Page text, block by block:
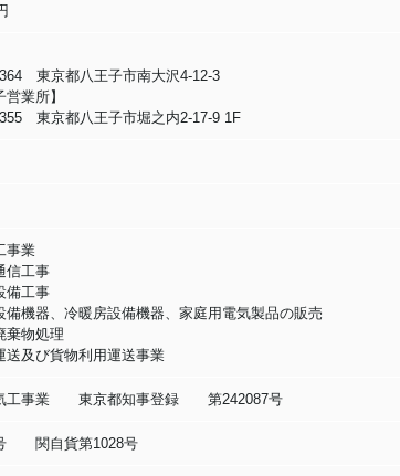
東京都八王子市南大沢4-12-3
営業所】
東京都八王子市堀之内2-17-9 1F
事業
信工事
備工事
備機器、冷暖房設備機器、家庭用電気製品の販売
棄物処理
送及び貨物利用運送事業
工事業 東京都知事登録 第242087号
関自貨第1028号